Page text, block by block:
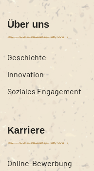
Über uns
Geschichte
Innovation
Soziales Engagement
Karriere
Online-Bewerbung